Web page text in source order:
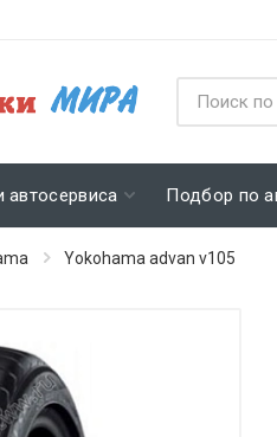
автосервиса Подбор по
Yokohama advan v105